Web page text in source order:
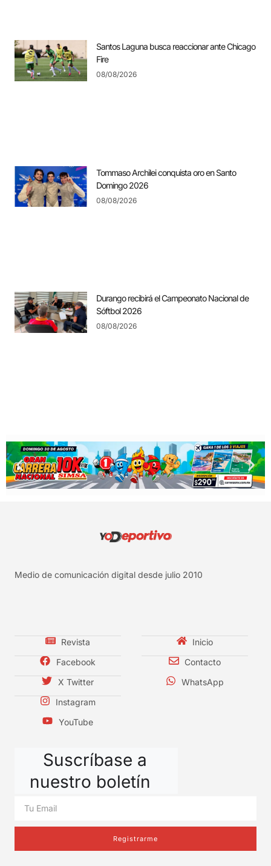
Santos Laguna busca reaccionar ante Chicago
Fire
08/08/2026
Tommaso Archilei conquista oro en Santo
Domingo 2026
08/08/2026
Durango recibirá el Campeonato Nacional de
Sóftbol 2026
08/08/2026
Medio de comunicación digital desde julio 2010
Revista
Facebook
X Twitter
Instagram
YouTube
Inicio
Contacto
WhatsApp
Suscríbase a
nuestro boletín
Registrarme